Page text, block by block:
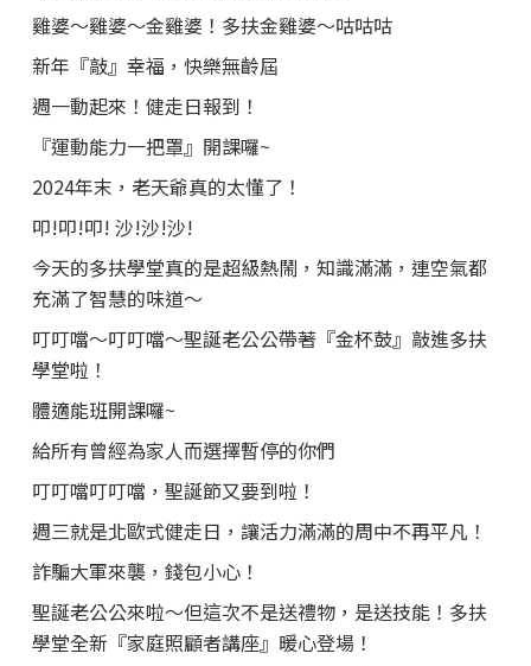
雞婆～雞婆～金雞婆！多扶金雞婆～咕咕咕
新年『敲』幸福，快樂無齡屆
週一動起來！健走日報到！
『運動能力一把罩』開課囉~
2024年末，老天爺真的太懂了！
叩!叩!叩! 沙!沙!沙!
今天的多扶學堂真的是超級熱鬧，知識滿滿，連空氣都
充滿了智慧的味道～
叮叮噹～叮叮噹～聖誕老公公帶著『金杯鼓』敲進多扶
學堂啦！
體適能班開課囉~
給所有曾經為家人而選擇暫停的你們
叮叮噹叮叮噹，聖誕節又要到啦！
週三就是北歐式健走日，讓活力滿滿的周中不再平凡！
詐騙大軍來襲，錢包小心！
聖誕老公公來啦～但這次不是送禮物，是送技能！多扶
學堂全新『家庭照顧者講座』暖心登場！